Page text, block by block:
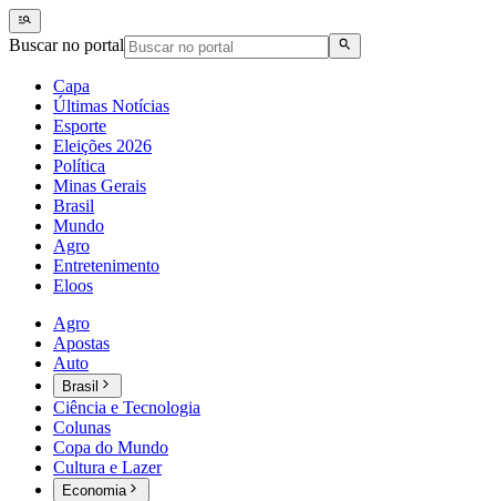
Buscar no portal
Capa
Últimas Notícias
Esporte
Eleições 2026
Política
Minas Gerais
Brasil
Mundo
Agro
Entretenimento
Eloos
Agro
Apostas
Auto
Brasil
Ciência e Tecnologia
Colunas
Copa do Mundo
Cultura e Lazer
Economia